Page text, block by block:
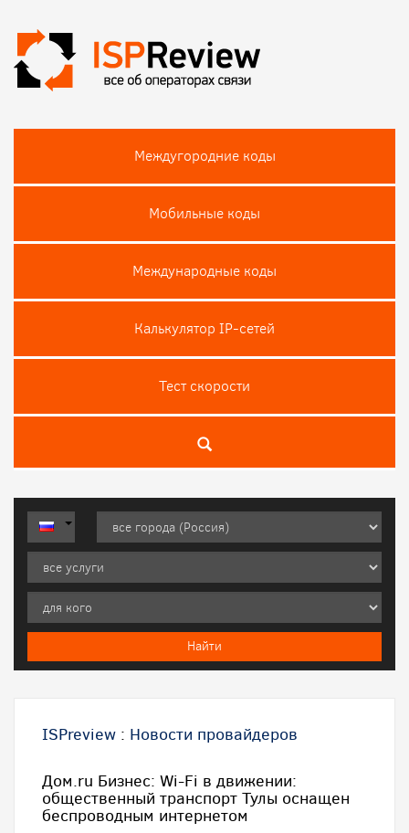
Междугородние коды
Мобильные коды
Международные коды
Калькулятор IP-сетей
Тест скороcти
ISPreview : Новости провайдеров
Дом.ru Бизнес: Wi-Fi в движении:
общественный транспорт Тулы оснащен
беспроводным интернетом